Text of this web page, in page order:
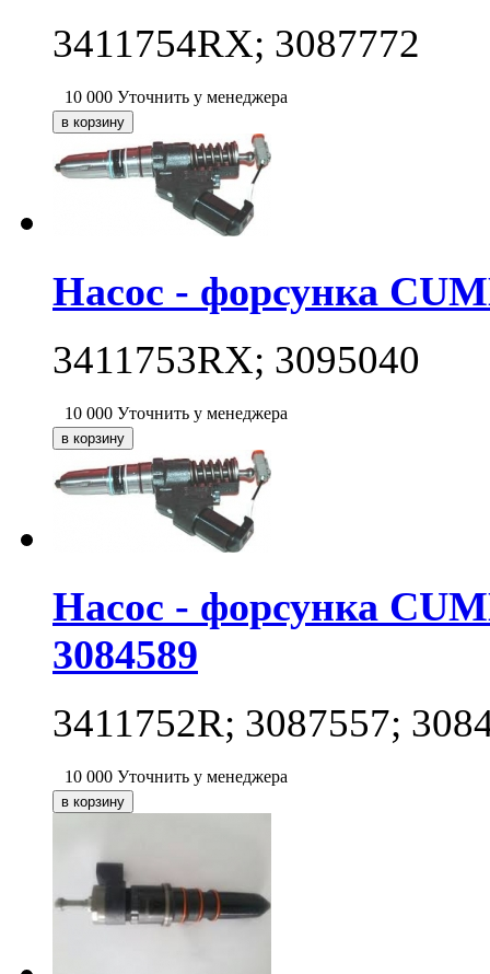
3411754RX; 3087772
10 000 Уточнить у менеджера
Насос - форсунка
3411753RX; 3095040
10 000 Уточнить у менеджера
Насос - форсунка
3084589
3411752R; 3087557;
10 000 Уточнить у менеджера